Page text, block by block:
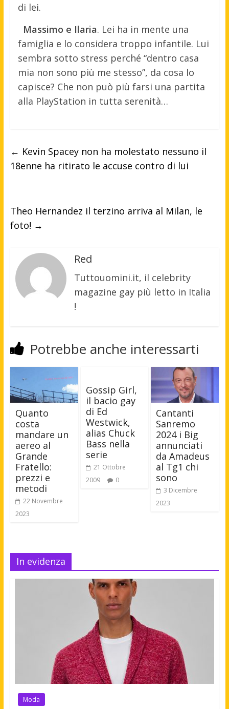
di lei.
Massimo e Ilaria. Lei ha in mente una
famiglia e lo considera troppo infantile. Lui
sembra sotto stress perché “dentro casa
mia non sono più me stesso”, da cosa lo
capisce? Che non può più farsi una partita
alla PlayStation in tutta serenità…
← Kevin Spacey non ha molestato nessuno il
18enne ha ritirato le accuse contro di lui
Theo Hernandez il terzino arriva al Milan, le
foto! →
Red
Tuttouomini.it, il celebrity
magazine gay più letto in Italia
!
Potrebbe anche interessarti
Quanto
costa
mandare un
aereo al
Grande
Fratello:
prezzi e
metodi
22 Novembre
2023
Gossip Girl,
il bacio gay
di Ed
Westwick,
alias Chuck
Bass nella
serie
21 Ottobre
2009
0
Cantanti
Sanremo
2024 i Big
annunciati
da Amadeus
al Tg1 chi
sono
3 Dicembre
2023
In evidenza
Moda